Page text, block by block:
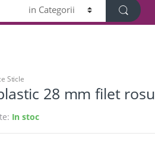
Sticle
28 mm filet rosu
In stoc